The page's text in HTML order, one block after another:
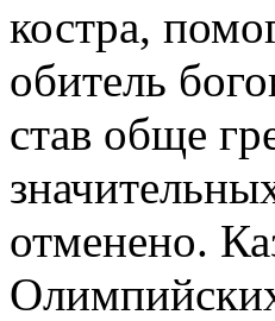
костра,
обитель
став обще
отменено.